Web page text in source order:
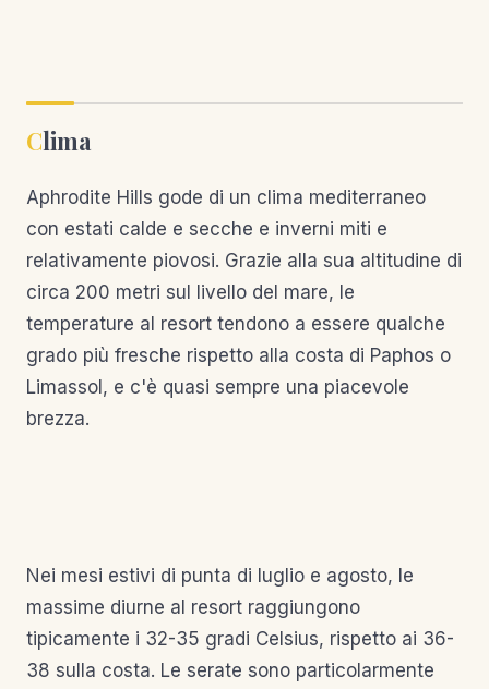
Clima
Aphrodite Hills gode di un clima mediterraneo
con estati calde e secche e inverni miti e
relativamente piovosi. Grazie alla sua altitudine di
circa 200 metri sul livello del mare, le
temperature al resort tendono a essere qualche
grado più fresche rispetto alla costa di Paphos o
Limassol, e c'è quasi sempre una piacevole
brezza.
Nei mesi estivi di punta di luglio e agosto, le
massime diurne al resort raggiungono
tipicamente i 32-35 gradi Celsius, rispetto ai 36-
38 sulla costa. Le serate sono particolarmente